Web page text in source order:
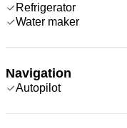
Refrigerator
Water maker
Navigation
Autopilot